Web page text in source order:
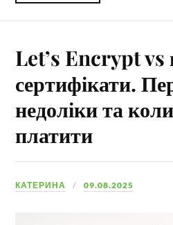
Let’s Encrypt vs
сертифікати.
недоліки та
платити
КАТЕРИНА 09.08.2025